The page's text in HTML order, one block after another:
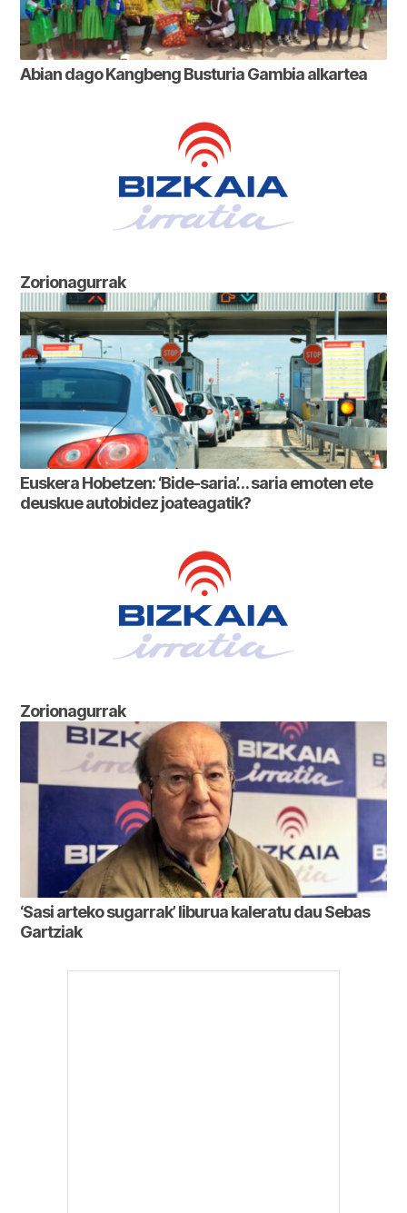
Abian dago Kangbeng Busturia Gambia alkartea
Zorionagurrak
Euskera Hobetzen: ‘Bide-saria’… saria emoten ete
deuskue autobidez joateagatik?
Zorionagurrak
‘Sasi arteko sugarrak’ liburua kaleratu dau Sebas
Gartziak